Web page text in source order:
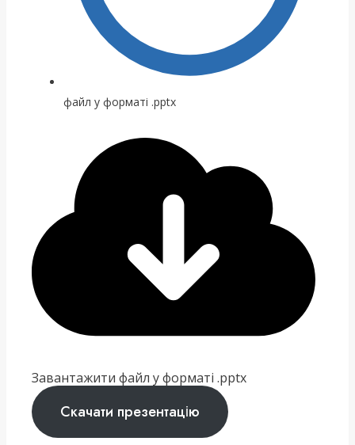
файл у форматі .pptx
Завантажити файл у форматі .pptx
Скачати презентацію